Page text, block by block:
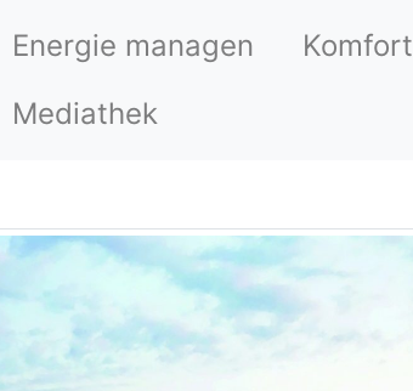
Energie managen Komfort
Mediathek